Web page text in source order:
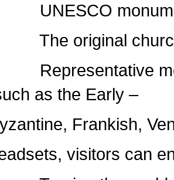
churches
as the Early –
Frankish,
visitors can